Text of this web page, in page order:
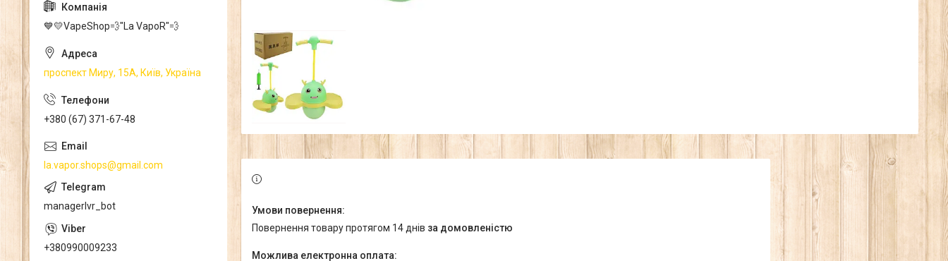
повернення товару протягом 14 днів за домовленістю
💙💛VapeShop💨"La VapoR"💨
проспект Миру, 15А, Київ, Україна
+380 (67) 371-67-48
la.vapor.shops@gmail.com
managerlvr_bot
+380990009233